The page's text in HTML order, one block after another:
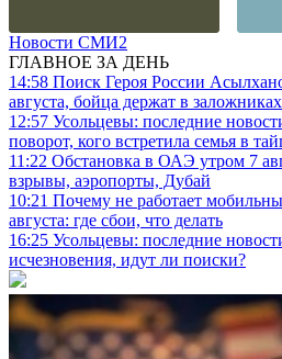
Новости СМИ2
ГЛАВНОЕ ЗА ДЕНЬ
14:58 Поиск Героя России
августа, бойца держат в
12:57 Усольцевы: последние
поворот, кого встретила семья в
11:22 Обстановка в ОАЭ утром 7
взрывы, аэропорты, Дубай
10:21 Почему не работает
августа: где сбои, что делать
16:25 Усольцевы: последние
исчезновения, идут ли поиски?